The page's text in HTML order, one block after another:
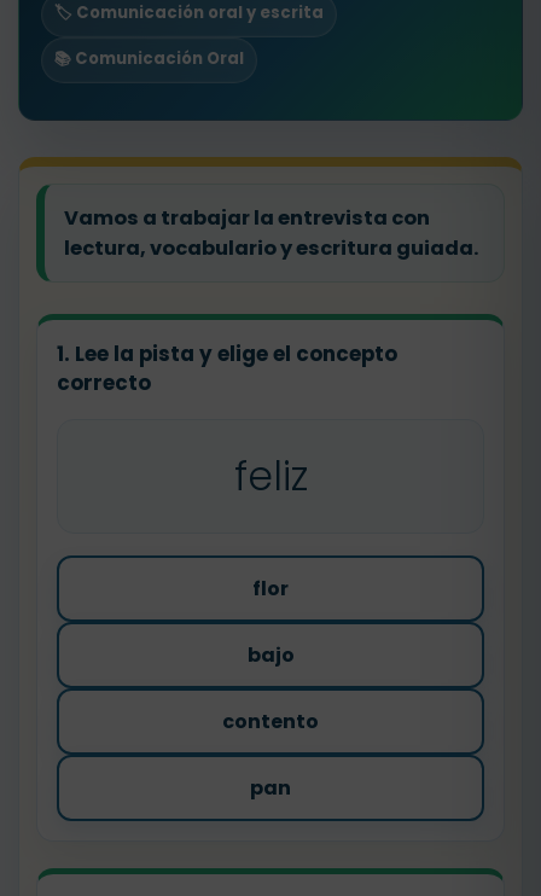
🏷️ Comunicación oral y escrita
📚 Comunicación Oral
Vamos a trabajar la entrevista con
lectura, vocabulario y escritura guiada.
1. Lee la pista y elige el concepto
correcto
feliz
flor
bajo
contento
pan